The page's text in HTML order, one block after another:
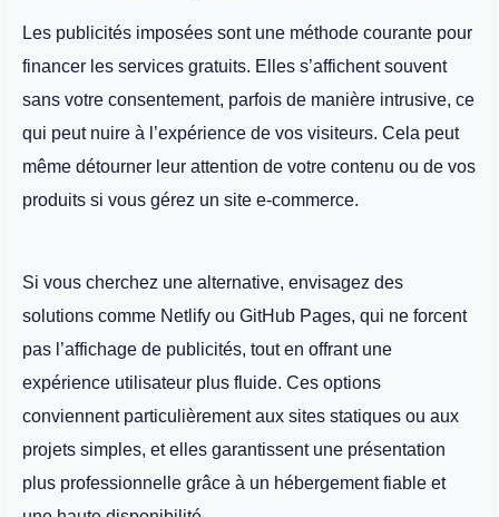
Les publicités imposées sont une méthode courante pour
financer les services gratuits. Elles s’affichent souvent
sans votre consentement, parfois de manière intrusive, ce
qui peut nuire à l’expérience de vos visiteurs. Cela peut
même détourner leur attention de votre contenu ou de vos
produits si vous gérez un site e-commerce.
Si vous cherchez une alternative, envisagez des
solutions comme Netlify ou GitHub Pages, qui ne forcent
pas l’affichage de publicités, tout en offrant une
expérience utilisateur plus fluide. Ces options
conviennent particulièrement aux sites statiques ou aux
projets simples, et elles garantissent une présentation
plus professionnelle grâce à un hébergement fiable et